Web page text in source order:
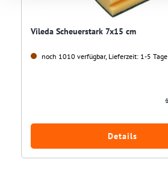
Vileda Scheuerstark 7x15 cm
noch 1010 verfügbar, Lieferzeit: 1-5 Tage
Details